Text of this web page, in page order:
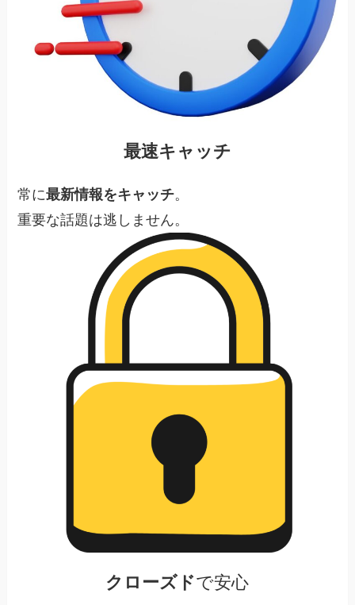
最速キャッチ
常に最新情報をキャッチ。
重要な話題は逃しません。
クローズドで安心